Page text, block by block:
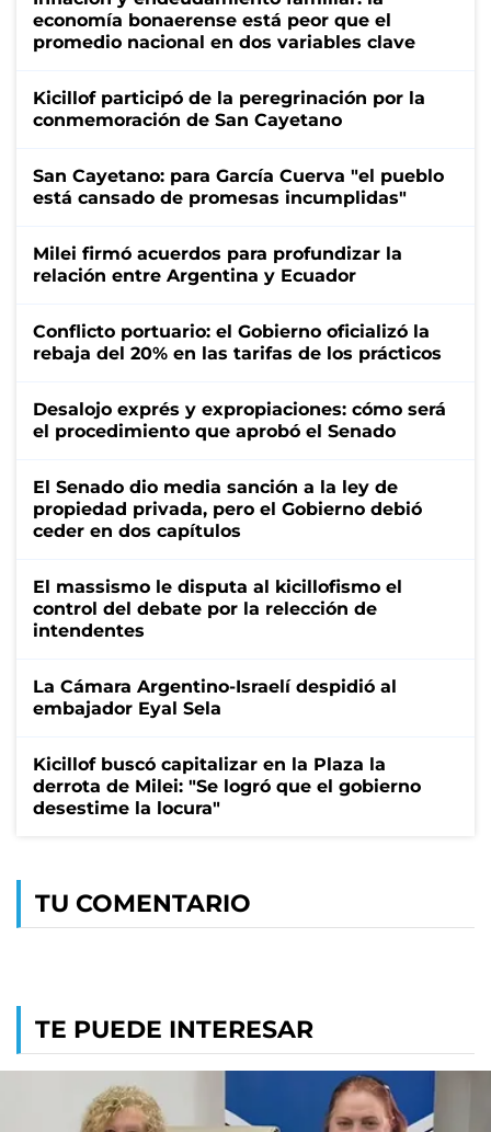
economía bonaerense está peor que el
promedio nacional en dos variables clave
Kicillof participó de la peregrinación por la
conmemoración de San Cayetano
San Cayetano: para García Cuerva "el pueblo
está cansado de promesas incumplidas"
Milei firmó acuerdos para profundizar la
relación entre Argentina y Ecuador
Conflicto portuario: el Gobierno oficializó la
rebaja del 20% en las tarifas de los prácticos
Desalojo exprés y expropiaciones: cómo será
el procedimiento que aprobó el Senado
El Senado dio media sanción a la ley de
propiedad privada, pero el Gobierno debió
ceder en dos capítulos
El massismo le disputa al kicillofismo el
control del debate por la relección de
intendentes
La Cámara Argentino-Israelí despidió al
embajador Eyal Sela
Kicillof buscó capitalizar en la Plaza la
derrota de Milei: "Se logró que el gobierno
desestime la locura"
TU COMENTARIO
TE PUEDE INTERESAR